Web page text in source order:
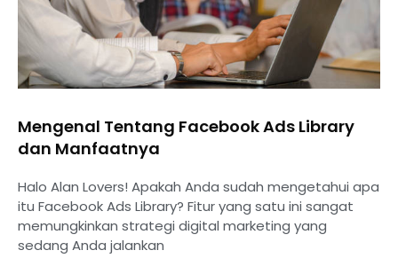
Mengenal Tentang Facebook Ads Library
dan Manfaatnya
Halo Alan Lovers! Apakah Anda sudah mengetahui apa
itu Facebook Ads Library? Fitur yang satu ini sangat
memungkinkan strategi digital marketing yang
sedang Anda jalankan